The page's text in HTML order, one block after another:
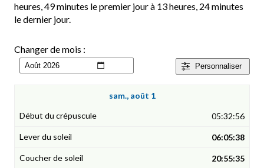
heures, 49 minutes le premier jour à 13 heures, 24 minutes
le dernier jour.
Personnaliser
Changer de mois :
sam., août 1
05:32:56
06:05:38
20:55:35